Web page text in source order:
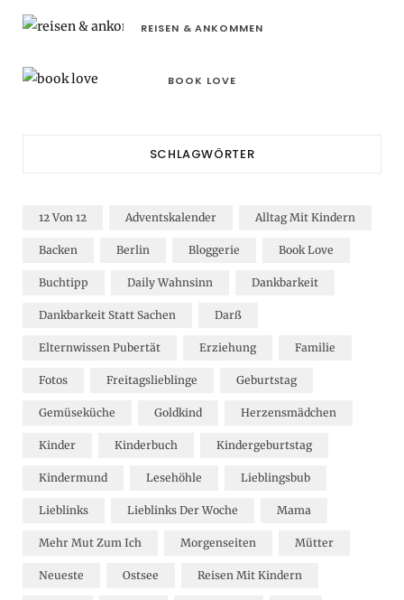
REISEN & ANKOMMEN
BOOK LOVE
SCHLAGWÖRTER
12 Von 12 Adventskalender Alltag Mit Kindern
Backen Berlin Bloggerie Book Love
Buchtipp Daily Wahnsinn Dankbarkeit
Dankbarkeit Statt Sachen Darß
Elternwissen Pubertät Erziehung Familie
Fotos Freitagslieblinge Geburtstag
Gemüseküche Goldkind Herzensmädchen
Kinder Kinderbuch Kindergeburtstag
Kindermund Lesehöhle Lieblingsbub
Lieblinks Lieblinks Der Woche Mama
Mehr Mut Zum Ich Morgenseiten Mütter
Neueste Ostsee Reisen Mit Kindern